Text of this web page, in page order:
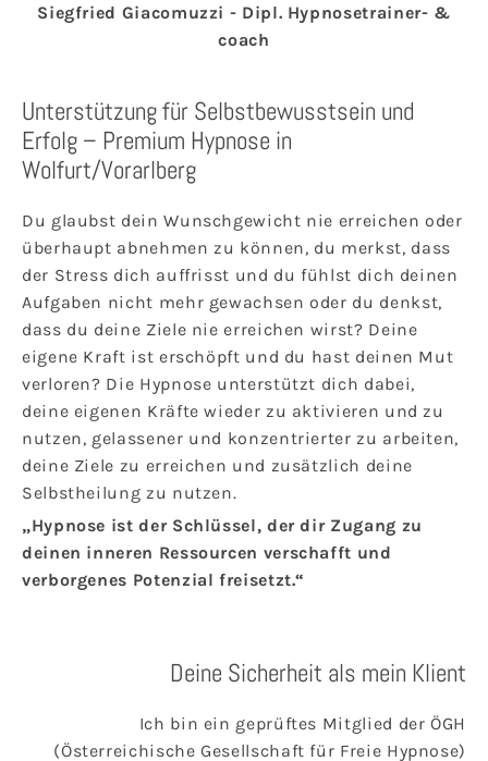
Siegfried Giacomuzzi - Dipl. Hypnosetrainer- &
coach
Unterstützung für Selbstbewusstsein und
Erfolg – Premium Hypnose in
Wolfurt/Vorarlberg
Du glaubst dein Wunschgewicht nie erreichen oder
überhaupt abnehmen zu können, du merkst, dass
der Stress dich auffrisst und du fühlst dich deinen
Aufgaben nicht mehr gewachsen oder du denkst,
dass du deine Ziele nie erreichen wirst? Deine
eigene Kraft ist erschöpft und du hast deinen Mut
verloren? Die Hypnose unterstützt dich dabei,
deine eigenen Kräfte wieder zu aktivieren und zu
nutzen, gelassener und konzentrierter zu arbeiten,
deine Ziele zu erreichen und zusätzlich deine
Selbstheilung zu nutzen.
„Hypnose ist der Schlüssel, der dir Zugang zu
deinen inneren Ressourcen verschafft und
verborgenes Potenzial freisetzt.“
Deine Sicherheit als mein Klient
Ich bin ein geprüftes Mitglied der ÖGH
(Österreichische Gesellschaft für Freie Hypnose)